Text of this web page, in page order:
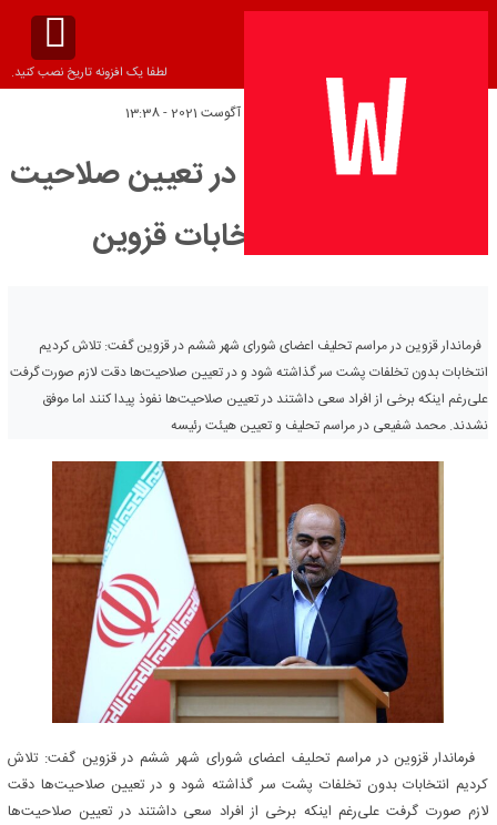
لطفا یک افزونه تاریخ نصب کنید.
تاریخ انتشار:
شکست جریان نفوذ در تعیین صلاحیت
نامزدهای انتخابات قزوین
فرماندار قزوین در مراسم تحلیف اعضای شورای شهر ششم در قزوین گفت: تلاش کردیم
انتخابات بدون تخلفات پشت سر گذاشته شود و در تعیین صلاحیت‌ها دقت لازم صورت گرفت
علی‌رغم اینکه برخی از افراد سعی داشتند در تعیین صلاحیت‌ها نفوذ پیدا کنند اما موفق
نشدند. محمد شفیعی در مراسم تحلیف و تعیین هیئت رئیسه
فرماندار قزوین در مراسم تحلیف اعضای شورای شهر ششم در قزوین گفت: تلاش
کردیم انتخابات بدون تخلفات پشت سر گذاشته شود و در تعیین صلاحیت‌ها دقت
لازم صورت گرفت علی‌رغم اینکه برخی از افراد سعی داشتند در تعیین صلاحیت‌ها